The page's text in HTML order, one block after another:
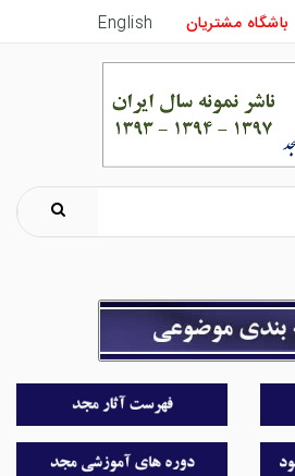
باشگاه مشتریان English